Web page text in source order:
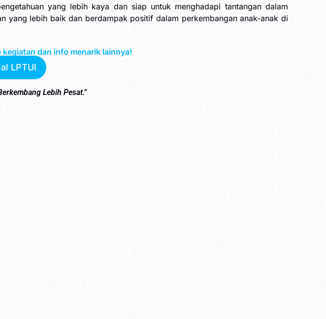
yang lebih kaya dan siap untuk menghadapi tantangan dalam
yang lebih baik dan berdampak positif dalam perkembangan anak-anak di
dan info menarik lainnya!
LPTUI
Lebih Pesat.”